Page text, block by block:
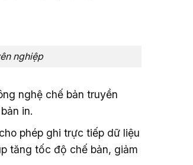
nghiệp
nghệ chế bản truyền
in.
phép ghi trực tiếp dữ liệu
tăng tốc độ chế bản, giảm